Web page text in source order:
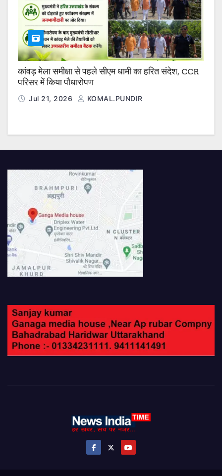
कांवड़ मेला समीक्षा से पहले सीएम धामी का हरित संदेश, CCR
परिसर में किया पौधारोपण
Jul 21, 2026 KOMAL.PUNDIR